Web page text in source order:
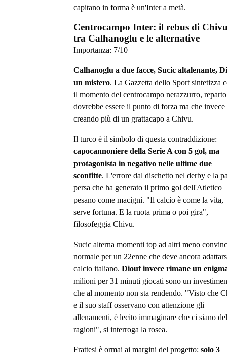
capitano in forma è un'Inter a metà.
Centrocampo Inter: il rebus di
tra Calhanoglu e le alternative
Importanza: 7/10
Calhanoglu a due facce, Sucic altalenante,
un mistero. La Gazzetta dello Sport sintetizza
il momento del centrocampo nerazzurro,
dovrebbe essere il punto di forza ma che invece
creando più di un grattacapo a Chivu.
Il turco è il simbolo di questa contraddizione:
capocannoniere della Serie A con 5 gol, ma
protagonista in negativo nelle ultime due
sconfitte. L'errore dal dischetto nel derby e la
persa che ha generato il primo gol dell'Atletico
pesano come macigni. "Il calcio è come la vita,
serve fortuna. E la ruota prima o poi gira",
filosofeggia Chivu.
Sucic alterna momenti top ad altri meno
normale per un 22enne che deve ancora
calcio italiano. Diouf invece rimane un
milioni per 31 minuti giocati sono un
che al momento non sta rendendo. "Visto che
e il suo staff osservano con attenzione gli
allenamenti, è lecito immaginare che ci siano
ragioni", si interroga la rosea.
Frattesi è ormai ai margini del progetto: solo 3